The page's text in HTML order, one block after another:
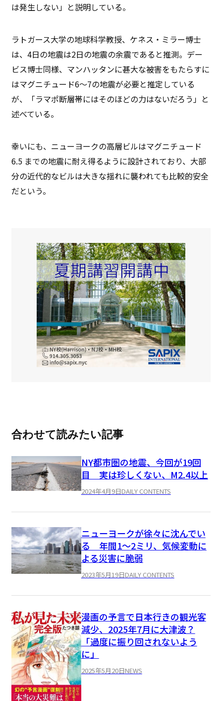
は発生しない」と説明している。
ラトガース大学の地球科学教授、ケネス・ミラー博士
は、4日の地震は2日の地震の余震であると推測。デー
ビス博士同様、マンハッタンに甚大な被害をもたらすに
はマグニチュード6〜7の地震が必要と推定している
が、「ラマポ断層帯にはそのほどの力はないだろう」と
述べている。
幸いにも、ニューヨークの高層ビルはマグニチュード
6.5 までの地震に耐え得るように設計されており、大部
分の近代的なビルは大きな揺れに襲われても比較的安全
だという。
合わせて読みたい記事
NY都市圏の地震、今回が19回
目 実は珍しくない、M2.4以上
2024年4月9日DAILY CONTENTS
ニューヨークが徐々に沈んでい
る 年間1～2ミリ、気候変動に
よる災害に脆弱
2023年5月19日DAILY CONTENTS
漫画の予言で日本行きの観光客
減少、2025年7月に大津波？
「過度に振り回されないよう
に」
2025年5月20日NEWS